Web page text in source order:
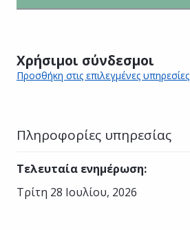
Χρήσιμοι σύνδεσμοι
Προσθήκη στις επιλεγμένες υπηρεσίες
Πληροφορίες υπηρεσίας
Τελευταία ενημέρωση:
Τρίτη 28 Ιουλίου, 2026